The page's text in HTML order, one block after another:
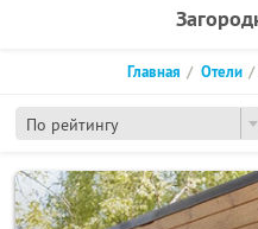
По рейтингу
Главная Отели